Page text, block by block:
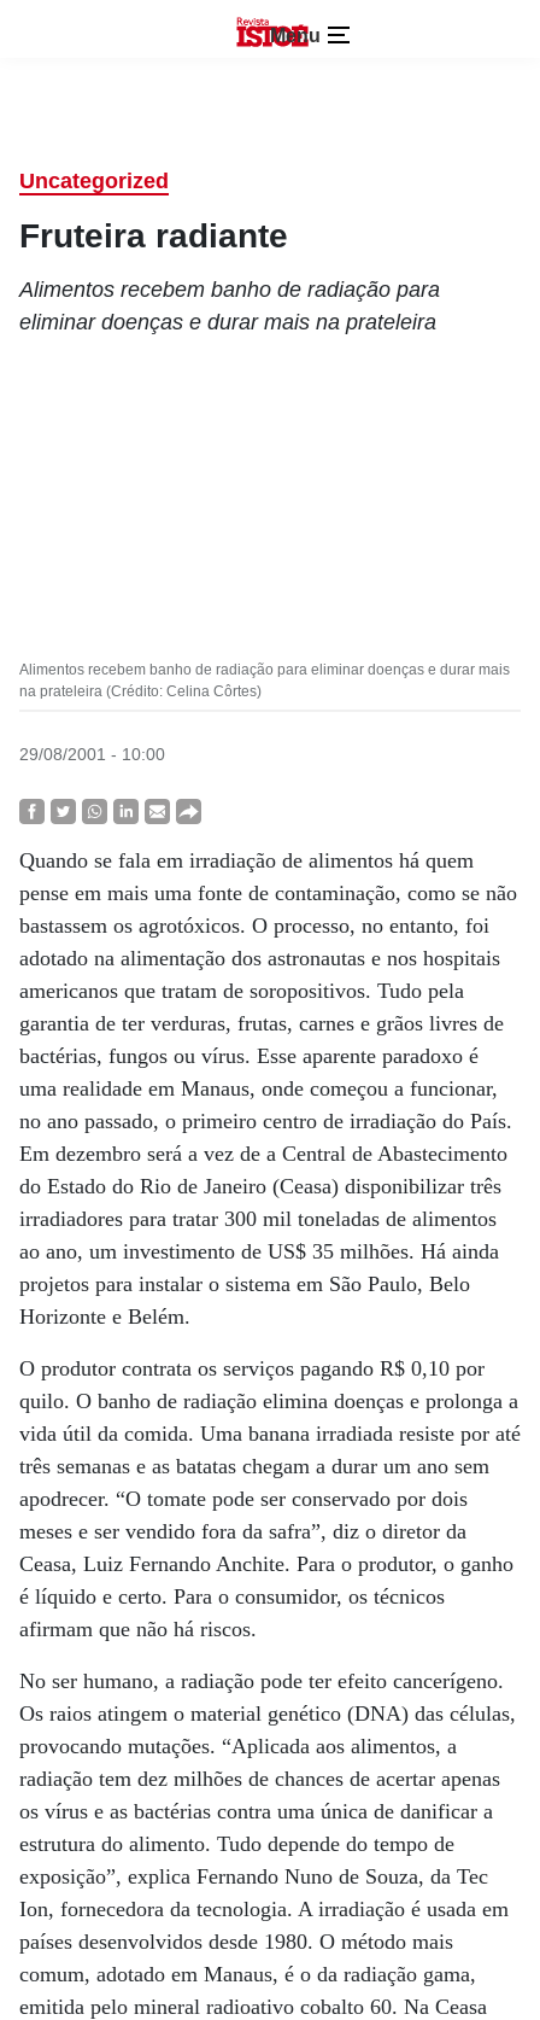
Menu
Uncategorized
Fruteira radiante
Alimentos recebem banho de radiação para
eliminar doenças e durar mais na prateleira
Alimentos recebem banho de radiação para eliminar doenças e durar mais
na prateleira (Crédito: Celina Côrtes)
29/08/2001 - 10:00
Quando se fala em irradiação de alimentos há quem
pense em mais uma fonte de contaminação, como se não
bastassem os agrotóxicos. O processo, no entanto, foi
adotado na alimentação dos astronautas e nos hospitais
americanos que tratam de soropositivos. Tudo pela
garantia de ter verduras, frutas, carnes e grãos livres de
bactérias, fungos ou vírus. Esse aparente paradoxo é
uma realidade em Manaus, onde começou a funcionar,
no ano passado, o primeiro centro de irradiação do País.
Em dezembro será a vez de a Central de Abastecimento
do Estado do Rio de Janeiro (Ceasa) disponibilizar três
irradiadores para tratar 300 mil toneladas de alimentos
ao ano, um investimento de US$ 35 milhões. Há ainda
projetos para instalar o sistema em São Paulo, Belo
Horizonte e Belém.
O produtor contrata os serviços pagando R$ 0,10 por
quilo. O banho de radiação elimina doenças e prolonga a
vida útil da comida. Uma banana irradiada resiste por até
três semanas e as batatas chegam a durar um ano sem
apodrecer. “O tomate pode ser conservado por dois
meses e ser vendido fora da safra”, diz o diretor da
Ceasa, Luiz Fernando Anchite. Para o produtor, o ganho
é líquido e certo. Para o consumidor, os técnicos
afirmam que não há riscos.
No ser humano, a radiação pode ter efeito cancerígeno.
Os raios atingem o material genético (DNA) das células,
provocando mutações. “Aplicada aos alimentos, a
radiação tem dez milhões de chances de acertar apenas
os vírus e as bactérias contra uma única de danificar a
estrutura do alimento. Tudo depende do tempo de
exposição”, explica Fernando Nuno de Souza, da Tec
Ion, fornecedora da tecnologia. A irradiação é usada em
países desenvolvidos desde 1980. O método mais
comum, adotado em Manaus, é o da radiação gama,
emitida pelo mineral radioativo cobalto 60. Na Ceasa